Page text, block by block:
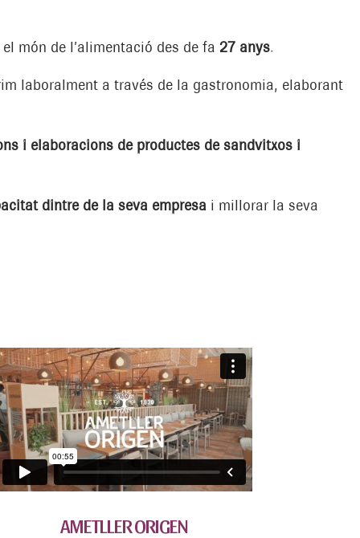
món de l’alimentació des de fa 27 anys.
laboralment a través de la gastronomia, elaborant
i elaboracions de productes de sandvitxos i
dintre de la seva empresa i millorar la seva
AMETLLER ORIGEN